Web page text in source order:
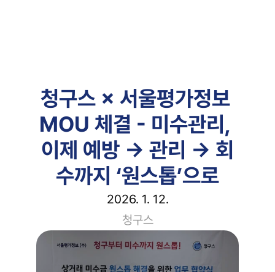
고객 사례
고객 사례
서비스 소개서
서비스 소개서
블로그
블로그
가격 안내
가격 안내
무료 시작
청구스 × 서울평가정보
MOU 체결 - 미수관리,
이제 예방 → 관리 → 회
수까지 ‘원스톱’으로
2026. 1. 12.
청구스